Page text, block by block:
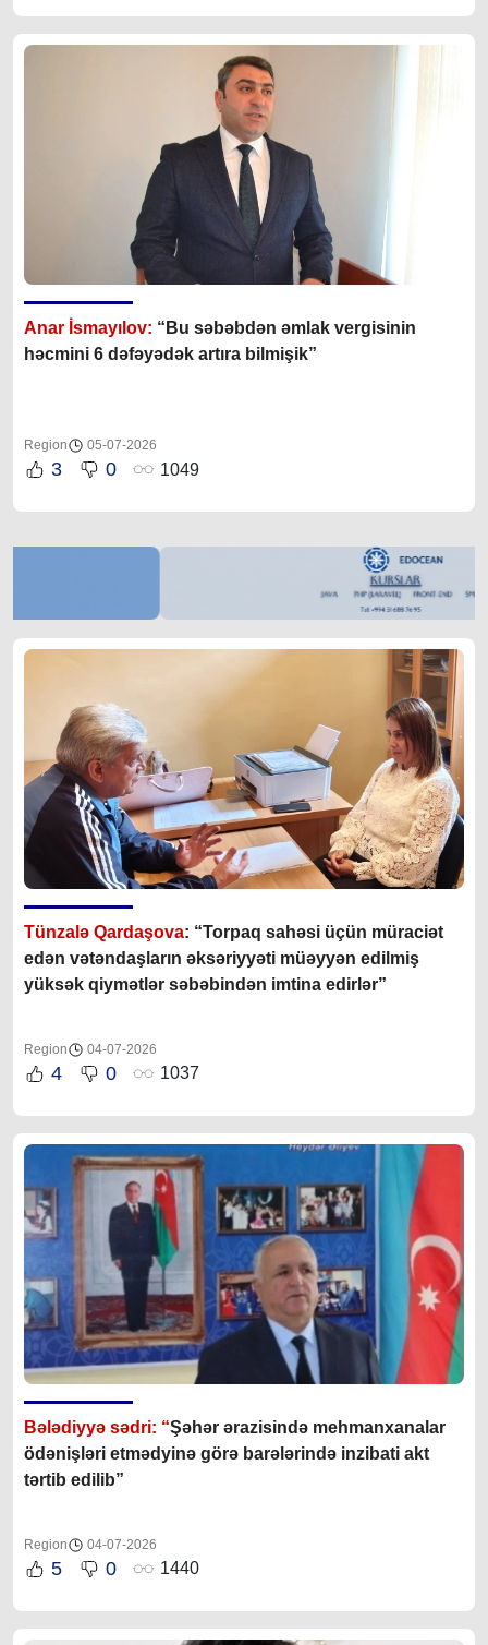
Anar İsmayılov: “Bu səbəbdən əmlak vergisinin
həcmini 6 dəfəyədək artıra bilmişik”
Region 05-07-2026
3 0 1049
Tünzalə Qardaşova: “Torpaq sahəsi üçün müraciət
edən vətəndaşların əksəriyyəti müəyyən edilmiş
yüksək qiymətlər səbəbindən imtina edirlər”
Region 04-07-2026
4 0 1037
Bələdiyyə sədri: “Şəhər ərazisində mehmanxanalar
ödənişləri etmədyinə görə barələrində inzibati akt
tərtib edilib”
Region 04-07-2026
5 0 1440